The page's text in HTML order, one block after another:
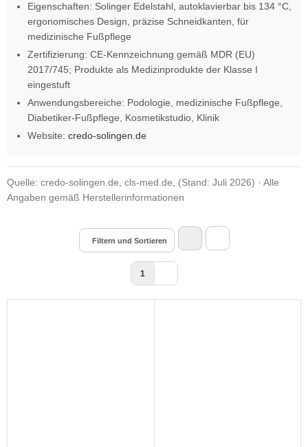
Eigenschaften: Solinger Edelstahl, autoklavierbar bis 134 °C,
ergonomisches Design, präzise Schneidkanten, für
medizinische Fußpflege
Zertifizierung: CE-Kennzeichnung gemäß MDR (EU)
2017/745; Produkte als Medizinprodukte der Klasse I
eingestuft
Anwendungsbereiche: Podologie, medizinische Fußpflege,
Diabetiker-Fußpflege, Kosmetikstudio, Klinik
Website: credo-solingen.de
Quelle: credo-solingen.de, cls-med.de, (Stand: Juli 2026) · Alle
Angaben gemäß Herstellerinformationen
Filtern und Sortieren
1